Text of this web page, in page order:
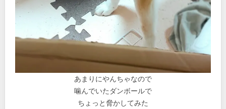
あまりにやんちゃなので
噛んでいたダンボールで
ちょっと脅かしてみた